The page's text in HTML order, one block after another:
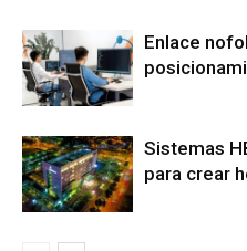
Enlace
Sistemas
para crear